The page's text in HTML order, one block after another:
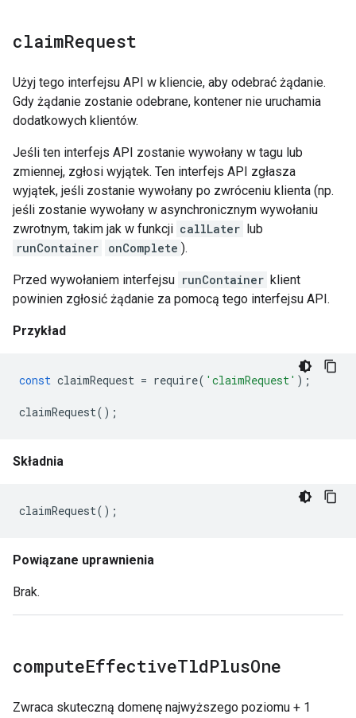
claimRequest
Użyj tego interfejsu API w kliencie, aby odebrać żądanie.
Gdy żądanie zostanie odebrane, kontener nie uruchamia
dodatkowych klientów.
Jeśli ten interfejs API zostanie wywołany w tagu lub
zmiennej, zgłosi wyjątek. Ten interfejs API zgłasza
wyjątek, jeśli zostanie wywołany po zwróceniu klienta (np.
jeśli zostanie wywołany w asynchronicznym wywołaniu
zwrotnym, takim jak w funkcji callLater lub
runContainer
onComplete ).
Przed wywołaniem interfejsu runContainer klient
powinien zgłosić żądanie za pomocą tego interfejsu API.
Przykład
const claimRequest = require( 'claimRequest' );
claimRequest();
Składnia
claimRequest();
Powiązane uprawnienia
Brak.
computeEffectiveTldPlusOne
Zwraca skuteczną domenę najwyższego poziomu + 1